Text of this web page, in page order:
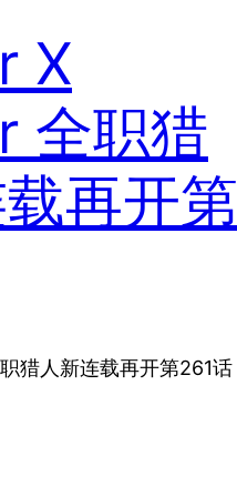
X
全职猎
再开第
猎人新连载再开第261话